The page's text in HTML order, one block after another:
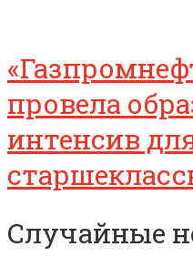
провела
интенсив
Случайные